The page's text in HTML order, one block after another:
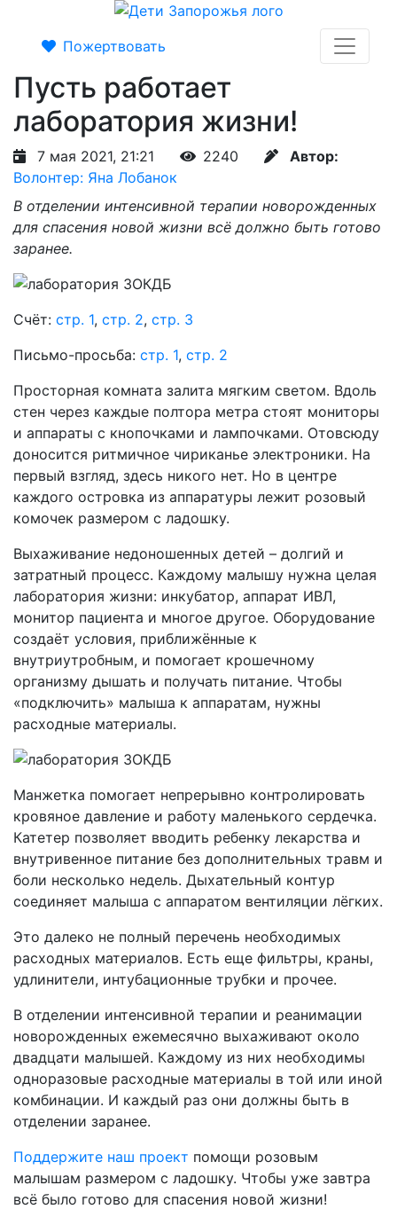
Пожертвовать
Пусть работает
лаборатория жизни!
7 мая 2021, 21:21 2240
Автор:
Волонтер: Яна Лобанок
В отделении интенсивной терапии новорожденных
для спасения новой жизни всё должно быть готово
заранее.
Счёт: стр. 1, стр. 2, стр. 3
Письмо-просьба: стр. 1, стр. 2
Просторная комната залита мягким светом. Вдоль
стен через каждые полтора метра стоят мониторы
и аппараты с кнопочками и лампочками. Отовсюду
доносится ритмичное чириканье электроники. На
первый взгляд, здесь никого нет. Но в центре
каждого островка из аппаратуры лежит розовый
комочек размером с ладошку.
Выхаживание недоношенных детей – долгий и
затратный процесс. Каждому малышу нужна целая
лаборатория жизни: инкубатор, аппарат ИВЛ,
монитор пациента и многое другое. Оборудование
создаёт условия, приближённые к
внутриутробным, и помогает крошечному
организму дышать и получать питание. Чтобы
«подключить» малыша к аппаратам, нужны
расходные материалы.
Манжетка помогает непрерывно контролировать
кровяное давление и работу маленького сердечка.
Катетер позволяет вводить ребенку лекарства и
внутривенное питание без дополнительных травм и
боли несколько недель. Дыхательный контур
соединяет малыша с аппаратом вентиляции лёгких.
Это далеко не полный перечень необходимых
расходных материалов. Есть еще фильтры, краны,
удлинители, интубационные трубки и прочее.
В отделении интенсивной терапии и реанимации
новорожденных ежемесячно выхаживают около
двадцати малышей. Каждому из них необходимы
одноразовые расходные материалы в той или иной
комбинации. И каждый раз они должны быть в
отделении заранее.
Поддержите наш проект помощи розовым
малышам размером с ладошку. Чтобы уже завтра
всё было готово для спасения новой жизни!